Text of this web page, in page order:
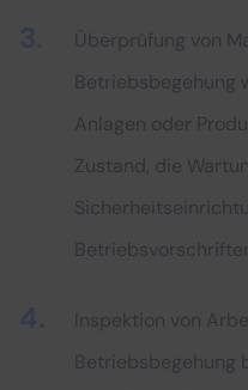
Überprüfung von
Betriebsbegehung
Anlagen oder
Zustand, die
Inspektion von
Betriebsbegehung